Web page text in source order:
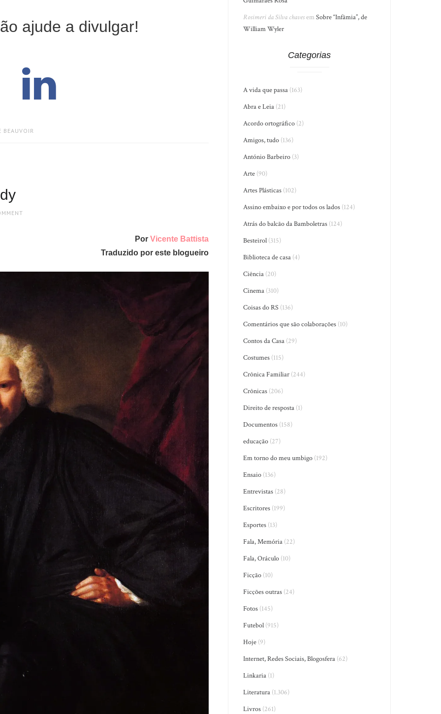
ajude a divulgar!
BEAUVOIR
Por Vicente Battista
Traduzido por este blogueiro
Rosimeri da Silva chavesemSobre “Infâmia”, de
William Wyler
Categorias
A vida que passa (163)
Abra e Leia (21)
Acordo ortográfico (2)
Amigos, tudo (136)
António Barbeiro (3)
Arte (90)
Artes Plásticas (102)
Assino embaixo e por todos os lados (124)
Atrás do balcão da Bamboletras (124)
Besteirol (315)
Biblioteca de casa (4)
Ciência (20)
Cinema (310)
Coisas do RS (136)
Comentários que são colaborações (10)
Contos da Casa (29)
Costumes (115)
Crônica Familiar (244)
Crônicas (206)
Direito de resposta (1)
Documentos (158)
educação (27)
Em torno do meu umbigo (192)
Ensaio (136)
Entrevistas (28)
Escritores (199)
Esportes (13)
Fala, Memória (22)
Fala, Oráculo (10)
Ficção (10)
Ficções outras (24)
Fotos (145)
Futebol (915)
Hoje (9)
Internet, Redes Sociais, Blogosfera (62)
Linkaria (1)
Literatura (1.306)
Livros (261)